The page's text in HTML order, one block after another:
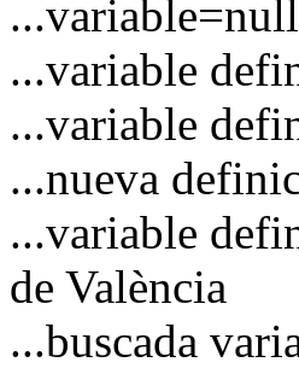
...variable
...variable
...nueva
...variable
de València
...buscada